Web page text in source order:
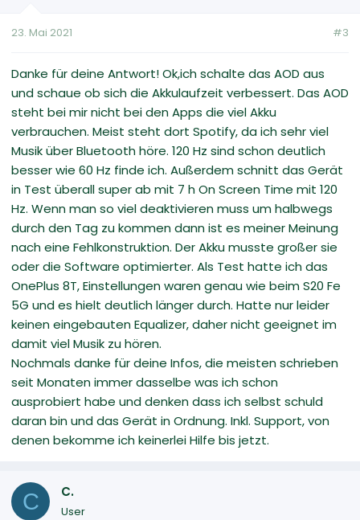
23. Mai 2021 #3
Danke für deine Antwort! Ok,ich schalte das AOD aus
und schaue ob sich die Akkulaufzeit verbessert. Das AOD
steht bei mir nicht bei den Apps die viel Akku
verbrauchen. Meist steht dort Spotify, da ich sehr viel
Musik über Bluetooth höre. 120 Hz sind schon deutlich
besser wie 60 Hz finde ich. Außerdem schnitt das Gerät
in Test überall super ab mit 7 h On Screen Time mit 120
Hz. Wenn man so viel deaktivieren muss um halbwegs
durch den Tag zu kommen dann ist es meiner Meinung
nach eine Fehlkonstruktion. Der Akku musste großer sie
oder die Software optimierter. Als Test hatte ich das
OnePlus 8T, Einstellungen waren genau wie beim S20 Fe
5G und es hielt deutlich länger durch. Hatte nur leider
keinen eingebauten Equalizer, daher nicht geeignet im
damit viel Musik zu hören.
Nochmals danke für deine Infos, die meisten schrieben
seit Monaten immer dasselbe was ich schon
ausprobiert habe und denken dass ich selbst schuld
daran bin und das Gerät in Ordnung. Inkl. Support, von
denen bekomme ich keinerlei Hilfe bis jetzt.
C C.
User